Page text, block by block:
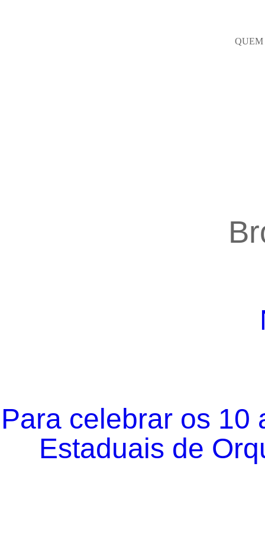
QUEM
Para celebrar os 10
Estaduais de